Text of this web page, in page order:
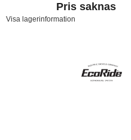
Pris saknas
Visa lagerinformation